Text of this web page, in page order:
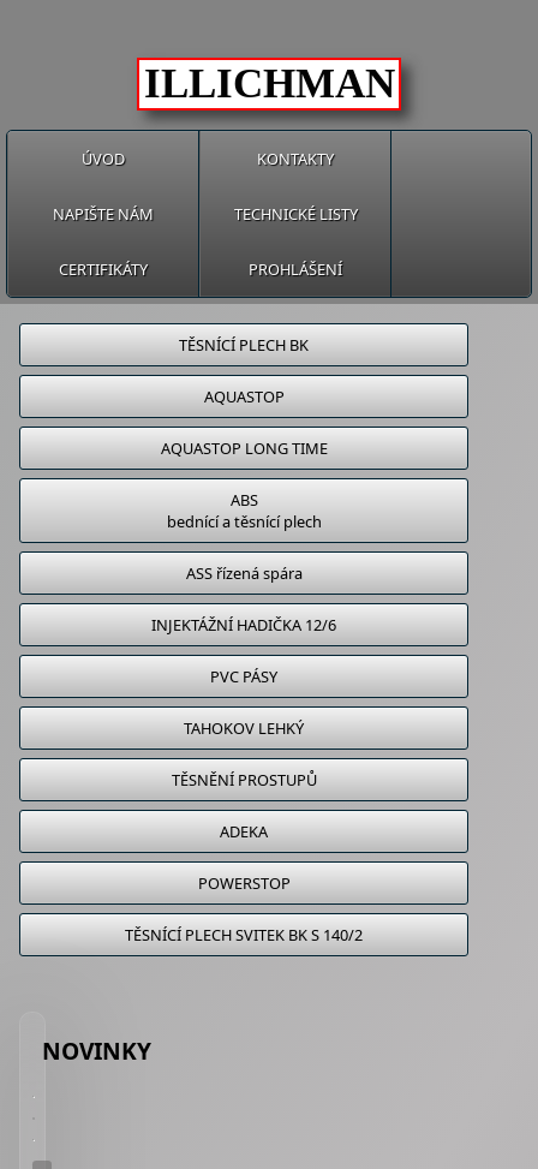
ILLICHMAN
ÚVOD KONTAKTY
NAPIŠTE NÁM TECHNICKÉ LISTY
CERTIFIKÁTY PROHLÁŠENÍ
TĚSNÍCÍ PLECH BK
AQUASTOP
AQUASTOP LONG TIME
ABS
bednící a těsnící plech
ASS řízená spára
INJEKTÁŽNÍ HADIČKA 12/6
PVC PÁSY
TAHOKOV LEHKÝ
TĚSNĚNÍ PROSTUPŮ
ADEKA
POWERSTOP
TĚSNÍCÍ PLECH SVITEK BK S 140/2
NOVINKY